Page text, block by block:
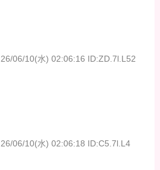
26/06/10(水) 02:06:16 ID:ZD.7l.L52
26/06/10(水) 02:06:18 ID:C5.7l.L4